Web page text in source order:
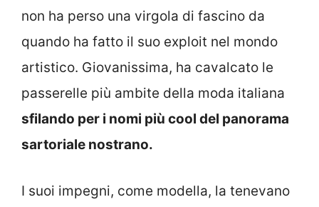
non ha perso una virgola di fascino da
quando ha fatto il suo exploit nel mondo
artistico. Giovanissima, ha cavalcato le
passerelle più ambite della moda italiana
sfilando per i nomi più cool del panorama
sartoriale nostrano.
I suoi impegni, come modella, la tenevano